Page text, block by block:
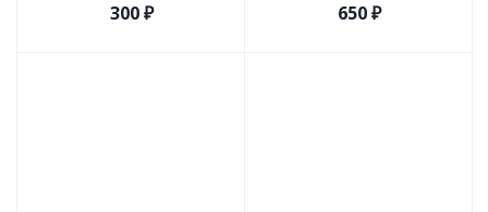
300₽ 650₽